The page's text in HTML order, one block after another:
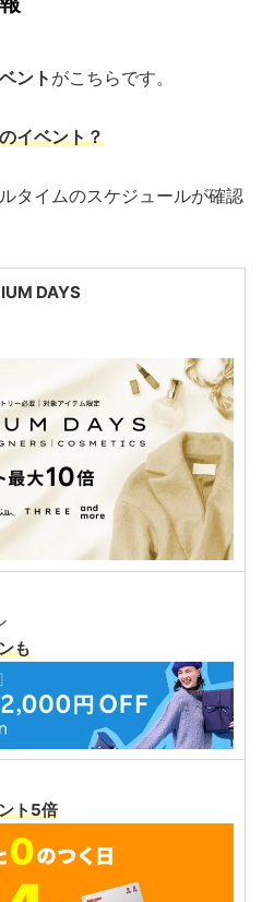
ント がこちらです。
イベント？
タイムのスケジュールが確認
DAYS
も
ト5倍